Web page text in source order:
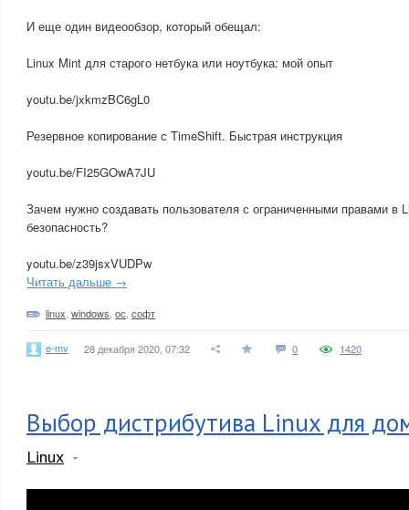
И еще один видеообзор, который обещал:
Linux Mint для старого нетбука или ноутбука: мой опыт
youtu.be/jxkmzBC6gL0
Резервное копирование с TimeShift. Быстрая инструкция
youtu.be/FI25GOwA7JU
Зачем нужно создавать пользователя с ограниченными правами в
безопасность?
youtu.be/z39jsxVUDPw
Читать дальше →
linux windows ос софт
e-mv 28 декабря 2020, 07:32 0 1420
Выбор дистрибутива Linux для
Linux